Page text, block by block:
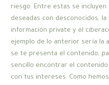
riesgo. Entre estas se incluyen
deseadas con desconocidos,
información private y el
ejemplo de lo anterior sería la
se te presenta el contenido,
sencillo encontrar el
con tus intereses. Como